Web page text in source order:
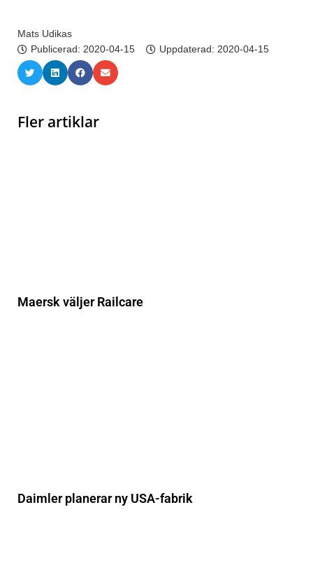
Mats Udikas
Publicerad: 2020-04-15 Uppdaterad: 2020-04-15
Fler artiklar
Maersk väljer Railcare
Daimler planerar ny USA-fabrik